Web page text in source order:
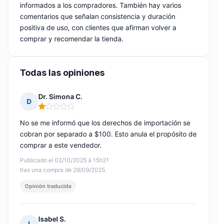
informados a los compradores. También hay varios
comentarios que señalan consistencia y duración
positiva de uso, con clientes que afirman volver a
comprar y recomendar la tienda.
Todas las opiniones
D
Dr. Simona C.
Nota: 1 de 5
Publicado el 02/10/2025 à 15h21
tras una compra de 29/09/2025
No se me informó que los derechos de importación se
cobran por separado a $100. Esto anula el propósito de
comprar a este vendedor.
Opinión traducida
Isabel S.